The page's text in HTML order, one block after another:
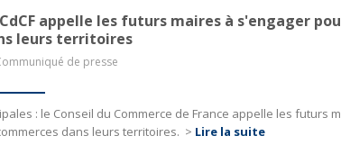
appelle les futurs maires à s'engager
leurs territoires
de presse
: le Conseil du Commerce de France appelle les futurs
dans leurs territoires. > Lire la suite